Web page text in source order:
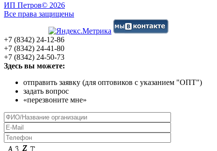
ИП Петров© 2026
Все права защищены
+7 (8342) 24-12-86
+7 (8342) 24-41-80
+7 (8342) 24-50-73
Здесь вы можете:
отправить заявку (для оптовиков с указанием "ОПТ")
задать вопрос
«перезвоните мне»